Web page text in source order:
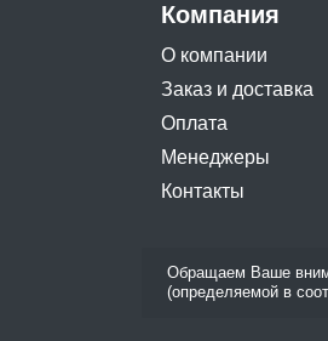
Компания
О компании
Заказ и доставка
Оплата
Менеджеры
Контакты
Обращаем Ваше
(определяемой в